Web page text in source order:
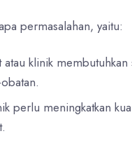
permasalahan, yaitu:
atau klinik
perlu meningkatkan